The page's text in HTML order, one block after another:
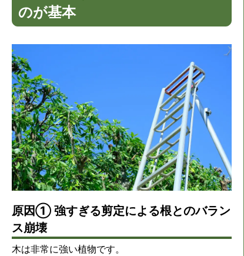
のが基本
原因① 強すぎる剪定による根とのバラン
ス崩壊
木は非常に強い植物です。